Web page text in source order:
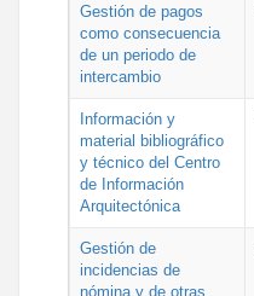
Gestión de pagos
como consecuencia
de un periodo de
intercambio
Información y
material bibliográfico
y técnico del Centro
de Información
Arquitectónica
Gestión de
incidencias de
nómina y de otras